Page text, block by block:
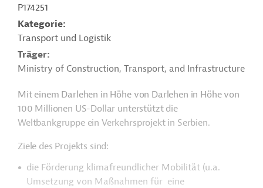
P174251
Kategorie
Transport und Logistik
Träger
Ministry of Construction, Transport, and Infrastructure
Mit einem Darlehen in Höhe von Darlehen in Höhe von
100 Millionen US-Dollar unterstützt die
Weltbankgruppe ein Verkehrsprojekt in Serbien.
Ziele des Projekts sind:
die Förderung klimafreundlicher Mobilität (u.a.
Umsetzung von Maßnahmen für eine